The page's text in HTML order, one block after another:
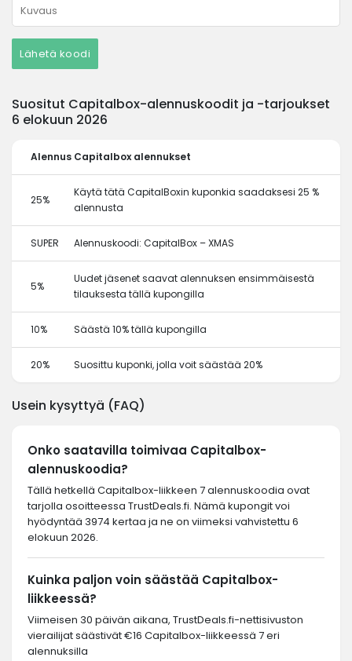
Lähetä koodi
Suositut Capitalbox-alennuskoodit ja -tarjoukset
6 elokuun 2026
Alennus Capitalbox alennukset
25%
Käytä tätä CapitalBoxin kuponkia saadaksesi 25 %
alennusta
SUPER Alennuskoodi: CapitalBox – XMAS
5%
Uudet jäsenet saavat alennuksen ensimmäisestä
tilauksesta tällä kupongilla
10% Säästä 10% tällä kupongilla
20% Suosittu kuponki, jolla voit säästää 20%
Usein kysyttyä (FAQ)
Onko saatavilla toimivaa Capitalbox-
alennuskoodia?
Tällä hetkellä Capitalbox-liikkeen 7 alennuskoodia ovat
tarjolla osoitteessa TrustDeals.fi. Nämä kupongit voi
hyödyntää 3974 kertaa ja ne on viimeksi vahvistettu 6
elokuun 2026.
Kuinka paljon voin säästää Capitalbox-
liikkeessä?
Viimeisen 30 päivän aikana, TrustDeals.fi-nettisivuston
vierailijat säästivät €16 Capitalbox-liikkeessä 7 eri
alennuksilla